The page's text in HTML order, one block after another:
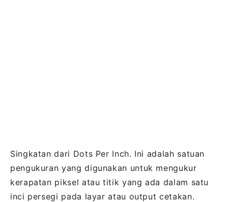
Singkatan dari Dots Per Inch. Ini adalah satuan
pengukuran yang digunakan untuk mengukur
kerapatan piksel atau titik yang ada dalam satu
inci persegi pada layar atau output cetakan.